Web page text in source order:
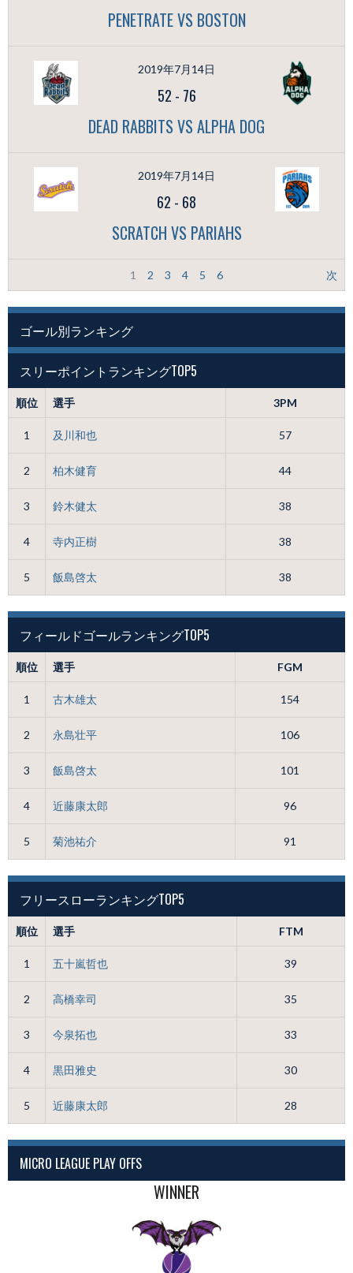
PENETRATE VS BOSTON
2019年7月14日
52 - 76
DEAD RABBITS VS ALPHA DOG
2019年7月14日
62 - 68
SCRATCH VS PARIAHS
1 2 3 4 5 6 次
ゴール別ランキング
スリーポイントランキングTOP5
順位 選手 3PM
1 及川和也 57
2 柏木健育 44
3 鈴木健太 38
4 寺内正樹 38
5 飯島啓太 38
フィールドゴールランキングTOP5
順位 選手 FGM
1 古木雄太 154
2 永島壮平 106
3 飯島啓太 101
4 近藤康太郎 96
5 菊池祐介 91
フリースローランキングTOP5
順位 選手 FTM
1 五十嵐哲也 39
2 高橋幸司 35
3 今泉拓也 33
4 黒田雅史 30
5 近藤康太郎 28
MICRO LEAGUE PLAY OFFS
WINNER